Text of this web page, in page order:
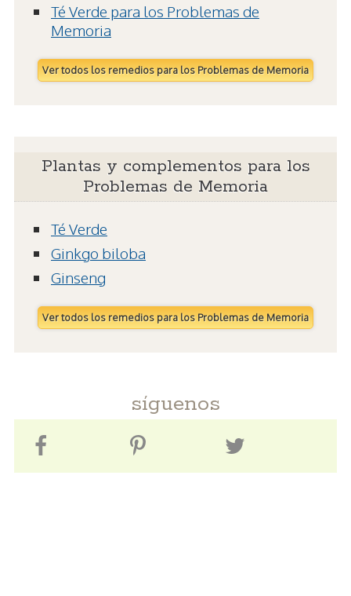
Té Verde para los Problemas de
Memoria
Ver todos los remedios para los Problemas de Memoria
Plantas y complementos para los
Problemas de Memoria
Té Verde
Ginkgo biloba
Ginseng
Ver todos los remedios para los Problemas de Memoria
síguenos